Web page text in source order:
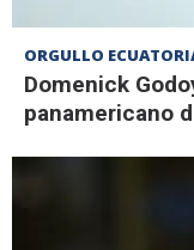
ORGULLO
Domenick
panamericano